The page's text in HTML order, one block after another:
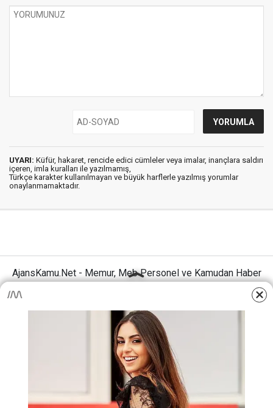
UYARI: Küfür, hakaret, rencide edici cümleler veya imalar, inançlara saldırı
içeren, imla kuralları ile yazılmamış,
Türkçe karakter kullanılmayan ve büyük harflerle yazılmış yorumlar
onaylanmamaktadır.
AjansKamu.Net - Memur, Meb Personel ve Kamudan Haber
İletişim
MEB Personel – Öğretmen Haberleri